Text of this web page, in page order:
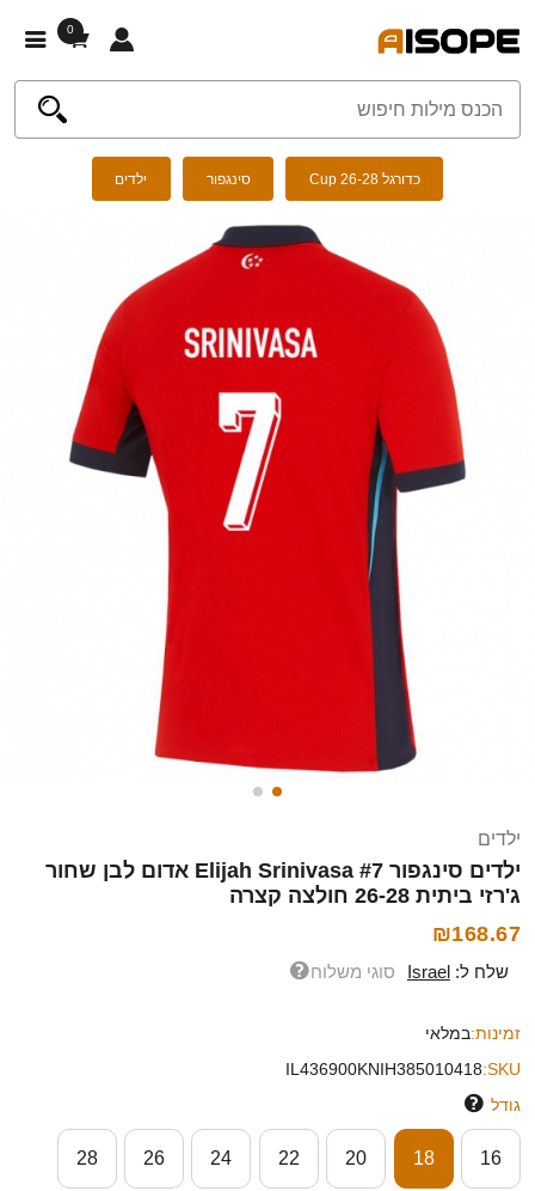
0
כדורגל Cup 26-28 סינגפור ילדים
ילדים
ילדים סינגפור Elijah Srinivasa #7 אדום לבן שחור
ג'רזי ביתית 26-28 חולצה קצרה
₪168.67
שלח ל: Israel סוגי משלוח
זמינות:במלאי
SKU:
IL436900KNIH385010418
גודל
16
18
20
22
24
26
28